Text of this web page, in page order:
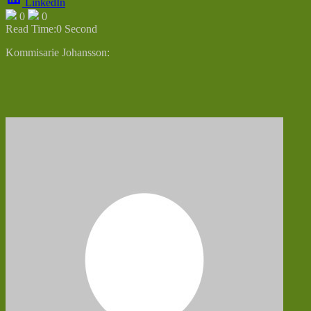
0
0
Read Time:0 Second
Kommisarie Johansson: